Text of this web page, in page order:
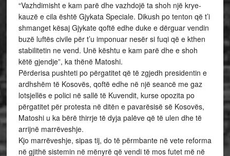
“Vazhdimisht e kam parë dhe vazhdojë ta shoh një krye-
kauzë e cila është Gjykata Speciale. Dikush po tenton që t’i
shmanget kësaj Gjykate qoftë edhe duke e dërguar vendin
buzë luftës civile për t’u imponuar nesër si fuqi që e kthen
stabilitetin ne vend. Unë kështu e kam parë dhe e shoh
këtë gjendje”, ka thënë Matoshi.
Përderisa pushteti po përgatitet që të zgjedh presidentin e
ardhshëm të Kosovës, qoftë edhe në një seancë me gaz
lotsjellës e polici në sallë të Kuvendit, kurse opozita po
përgatitet për protesta në ditën e pavarësisë së Kosovës,
Matoshi u ka bërë thirrje të dyja palëve që të ulen dhe të
arrijnë marrëveshje.
Kjo marrëveshje, sipas tij, do të përmbante në vete reforma
në gjithë sistemin në mënyrë që vendi të mos futet më në